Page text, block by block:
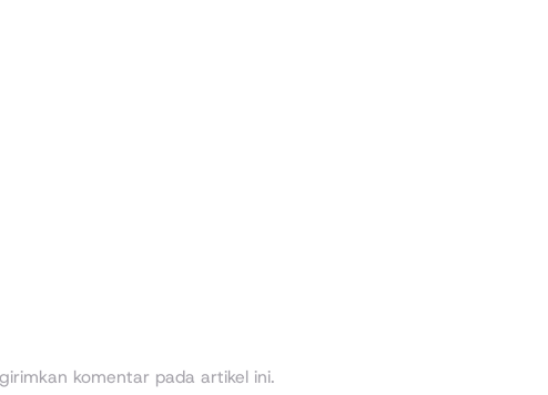
komentar pada artikel ini.